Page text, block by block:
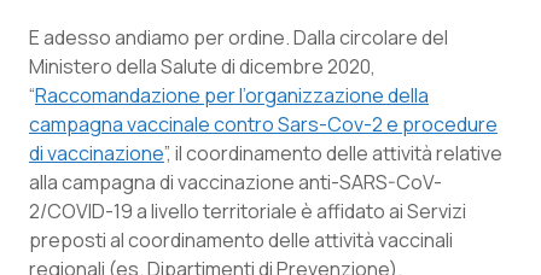
Puglia
Sardegna
Sicilia
Toscana
Malattie rare
Malattia di Crohn & Rettocolite Ulcerosa
Neuroscienze & patologie neurodegenerative
Obesità
E adesso andiamo per ordine. Dalla circolare del
Ministero della Salute di dicembre 2020,
“Raccomandazione per l’organizzazione della
campagna vaccinale contro Sars-Cov-2 e procedure
di vaccinazione”, il coordinamento delle attività relative
alla campagna di vaccinazione anti-SARS-CoV-
2/COVID-19 a livello territoriale è affidato ai Servizi
preposti al coordinamento delle attività vaccinali
regionali (es. Dipartimenti di Prevenzione).